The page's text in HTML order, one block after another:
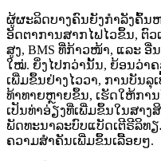
ຜູ້ຜະລິດບາງຄົນຍັງກຳລັງຄົ້ນຫ
ອັດຕາການສາກໄຟໄວຂຶ້ນ, ຕົ
ສູງ, BMS ທີ່ກ້າວໜ້າ, ແລະ
ໃໝ່. ຍິ່ງໄປກວ່ານັ້ນ, ຍ້ອນວ່າ
ເພີ່ມຂຶ້ນຢ່າງໄວວາ, ການບັນ
ທ້າທາຍຫຼາຍຂຶ້ນ, ເຮັດໃຫ້ກາ
ເປັນທ່າອ່ຽງທີ່ເພີ່ມຂຶ້ນໃນສາ
ພັດທະນາລະບົບແບັດເຕີຣີລິທ
ຄວາມສຳຄັນເພີ່ມຂຶ້ນເລື້ອຍໆ.